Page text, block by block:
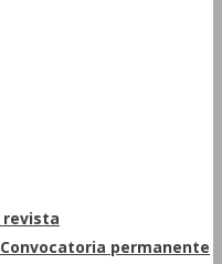
revista
permanente